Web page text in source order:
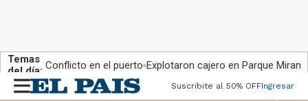
Temas
del día: Conflicto en el puerto Explotaron cajero en Parque
Suscribite al 50% OFFIngresar